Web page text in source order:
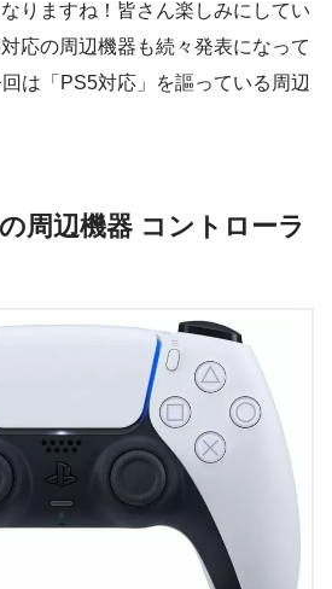
りますね！ 皆さん楽しみにしてい
応の周辺機器も続々発表になって
は「PS5対応」を謳っている周辺
周辺機器 コントローラ